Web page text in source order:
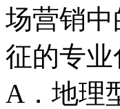
场营销
征的专
A．